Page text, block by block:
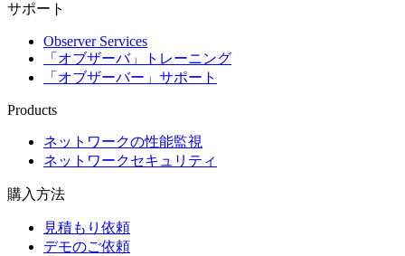
サポート
Observer Services
「オブザーバ」トレーニング
「オブザーバー」サポート
Products
ネットワークの性能監視
ネットワークセキュリティ
購入方法
見積もり依頼
デモのご依頼